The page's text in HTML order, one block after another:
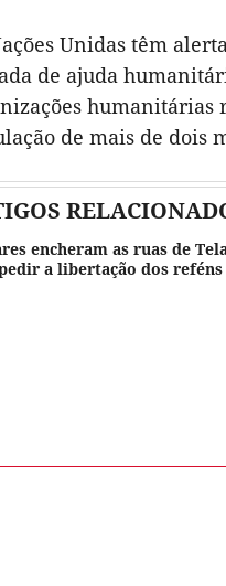
Unidas têm
de ajuda
humanitárias
de mais de dois
encheram as ruas de
a libertação dos reféns